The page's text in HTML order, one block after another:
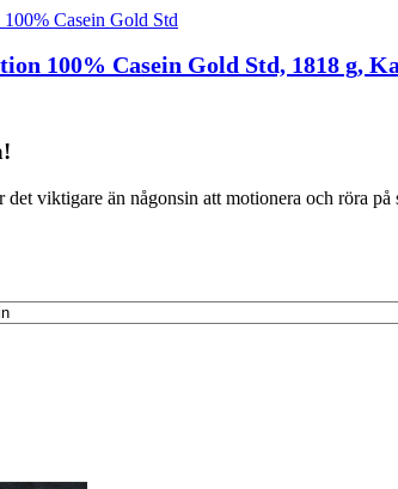
100% Casein Gold Std, 1818 g,
det viktigare än någonsin att motionera och röra